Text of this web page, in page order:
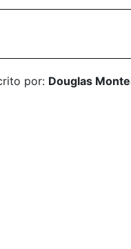
por: Douglas